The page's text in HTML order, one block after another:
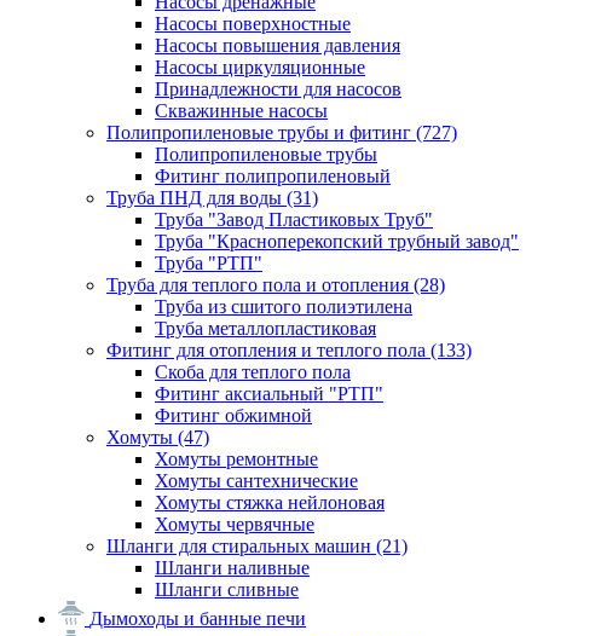
Насосы поверхностные
Насосы повышения давления
Насосы циркуляционные
Принадлежности для насосов
Скважинные насосы
Полипропиленовые трубы и фитинг (727)
Полипропиленовые трубы
Фитинг полипропиленовый
Труба ПНД для воды (31)
Труба "Завод Пластиковых Труб"
Труба "Красноперекопский трубный завод"
Труба "РТП"
Труба для теплого пола и отопления (28)
Труба из сшитого полиэтилена
Труба металлопластиковая
Фитинг для отопления и теплого пола (133)
Скоба для теплого пола
Фитинг аксиальный "РТП"
Фитинг обжимной
Хомуты (47)
Хомуты ремонтные
Хомуты сантехнические
Хомуты стяжка нейлоновая
Хомуты червячные
Шланги для стиральных машин (21)
Шланги наливные
Шланги сливные
Дымоходы и банные печи